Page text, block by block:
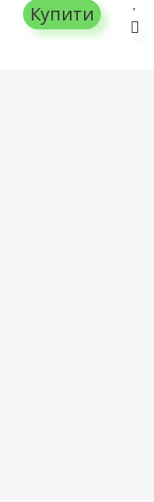
Купити